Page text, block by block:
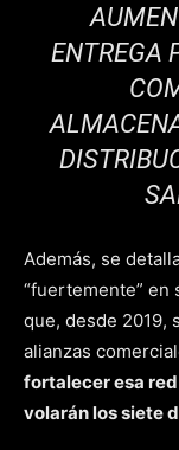
ENTREGA
Además, se
“fuertemente” en
que, desde 2019,
alianzas
fortalecer esa
volarán los siete